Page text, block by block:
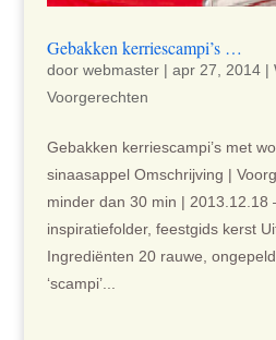
Gebakken kerriescampi’s …
door webmaster| apr 27, 2014|
Voorgerechten
Gebakken kerriescampi’s met
sinaasappel Omschrijving |
minder dan 30 min | 2013.12.18
inspiratiefolder, feestgids kerst
Ingrediënten 20 rauwe,
‘scampi’...